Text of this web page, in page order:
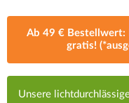
Ab 49 € Bestellwert:
gratis!
Unsere